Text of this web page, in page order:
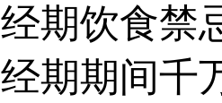
经期饮食禁
经期期间千